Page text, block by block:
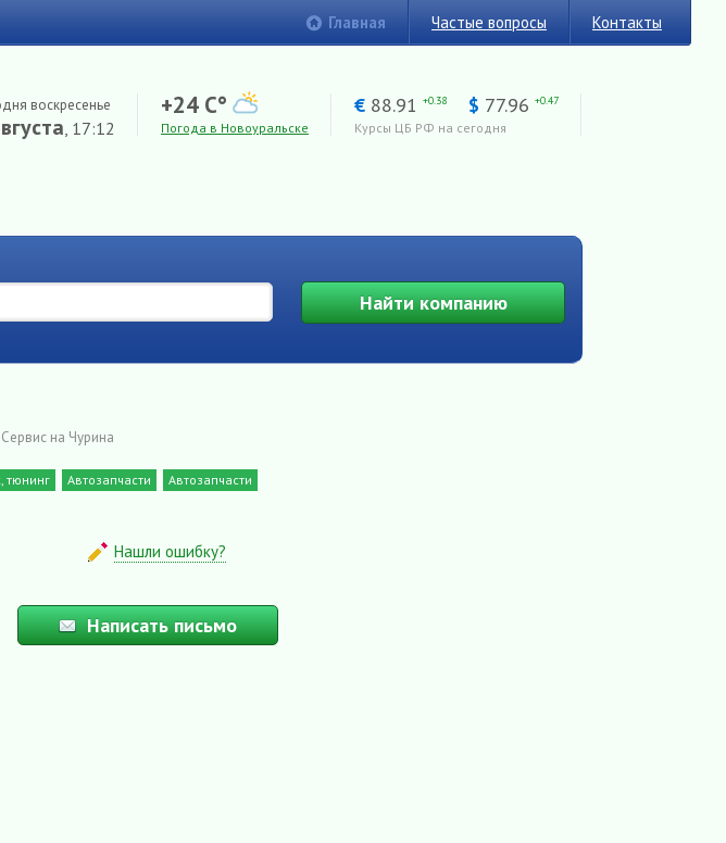
Главная Частые вопросы Контакты
воскресенье
, 17:12
+24 C°
Погода в Новоуральске
€ 88.91 +0.38 $ 77.96 +0.47
Курсы ЦБ РФ на сегодня
Найтикомпанию
на Чурина
тюнинг Автозапчасти Автозапчасти
Нашли ошибку?
Написать письмо